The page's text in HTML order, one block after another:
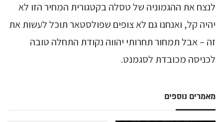
לנצח את ההגמוניה של טסלה בקטגורית המחיר הזו לא
יהיה קל, ואנחנו גם לא צופים שפולסטאר תוכל לעשות את
זה – אבל תמחור תחרותי יהווה נקודת התחלה טובה
לכניסה מכובדת לסגמנט.
מאמרים נוספים